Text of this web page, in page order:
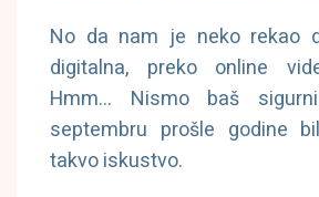
No da nam je neko rekao
digitalna, preko online
Hmm… Nismo baš
septembru prošle godine
takvo iskustvo.